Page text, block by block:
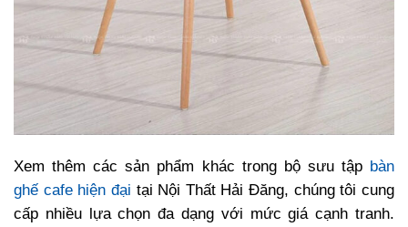
Xem thêm các sản phẩm khác trong bộ sưu tập bàn
ghế cafe hiện đại tại Nội Thất Hải Đăng, chúng tôi cung
cấp nhiều lựa chọn đa dạng với mức giá cạnh tranh.